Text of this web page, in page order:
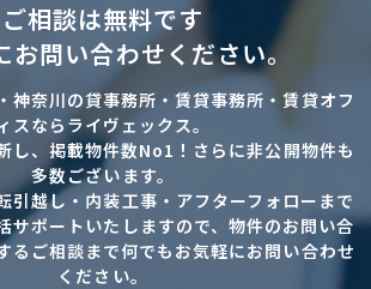
ご相談は無料です
お問い合わせください。
神奈川の貸事務所・賃貸事務所・賃貸オフ
スならライヴェックス。
し、掲載物件数No1！さらに非公開物件も
多数ございます。
引越し・内装工事・アフターフォローまで
サポートいたしますので、物件のお問い合
るご相談まで何でもお気軽にお問い合わせ
ください。